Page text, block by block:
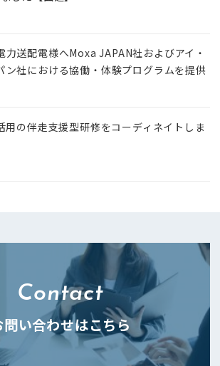
⼒送配電様へMoxa JAPAN社およびアイ・
ン社における協働・体験プログラムを提供
用の伴走支援型研修をコーディネイトしま
Contact
問い合わせはこちら